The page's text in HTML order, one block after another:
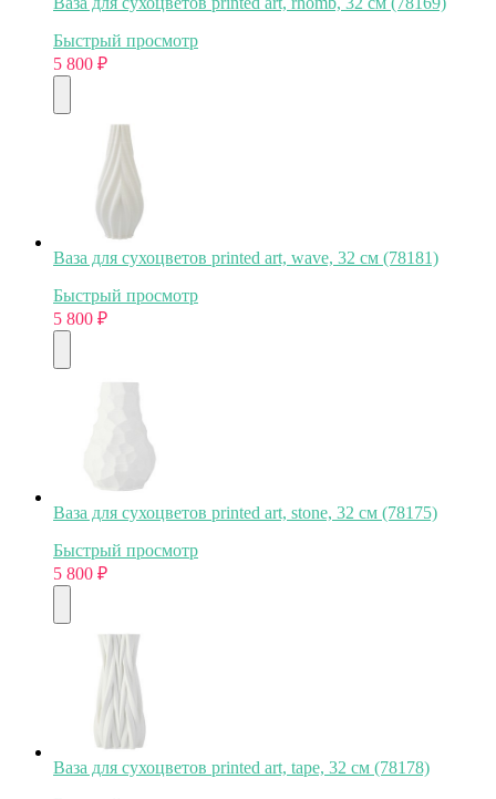
Быстрый просмотр
5 800 ₽
Ваза для сухоцветов printed art, wave, 32 см (78181)
Быстрый просмотр
5 800 ₽
Ваза для сухоцветов printed art, stone, 32 см (78175)
Быстрый просмотр
5 800 ₽
Ваза для сухоцветов printed art, tape, 32 см (78178)